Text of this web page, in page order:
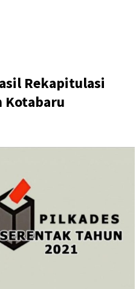
Rekapitulasi
Kotabaru